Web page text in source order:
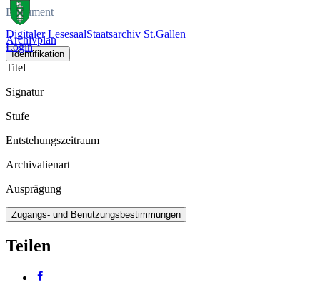
Digitaler LesesaalStaatsarchiv St.Gallen
Login
Dokument
Archivplan
Identifikation
Titel
Signatur
Stufe
Entstehungszeitraum
Archivalienart
Ausprägung
Zugangs- und Benutzungsbestimmungen
Teilen